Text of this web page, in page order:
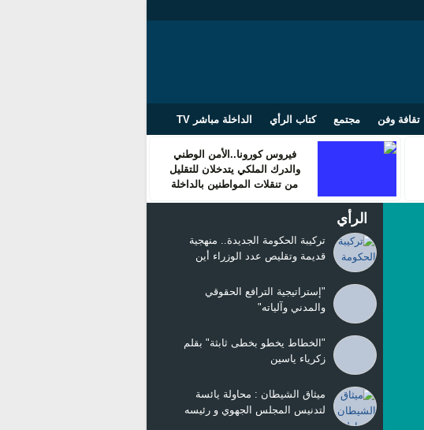
تقافة وفن مجتمع كتاب الرأي الداخلة مباشر TV
فيروس كورونا..الأمن الوطني
والدرك الملكي يتدخلان للتقليل
من تنقلات المواطنين بالداخلة
الرأي
تركيبة الحكومة الجديدة.. منهجية
قديمة وتقليص عدد الوزراء أين
"إستراتيجية الترافع الحقوقي
والمدني وآلياته"
"الخطاط يخطو بخطى ثابثة" بقلم
زكرياء ياسين
ميثاق الشيطان : محاولة يائسة
لتدنيس المجلس الجهوي و رئيسه